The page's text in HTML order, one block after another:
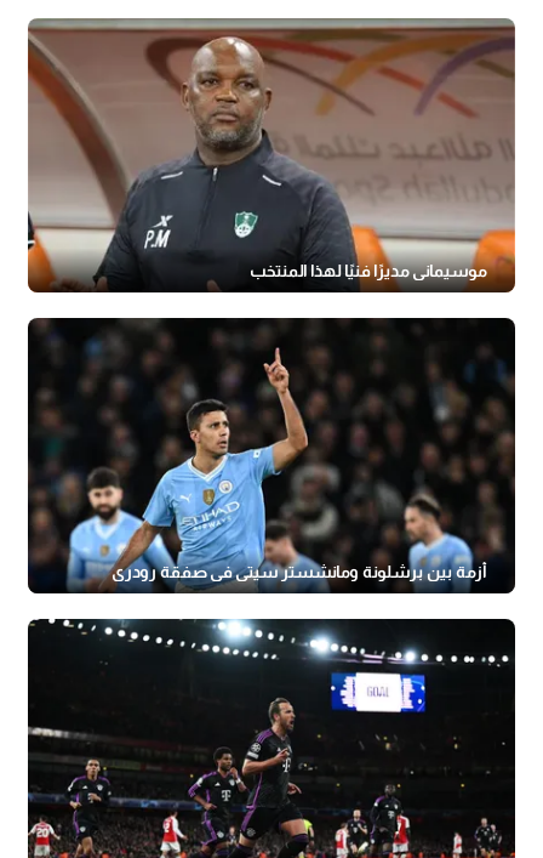
موسيماني مديرًا فنيًا لهذا المنتخب
أزمة بين برشلونة ومانشستر سيتي في صفقة رودري